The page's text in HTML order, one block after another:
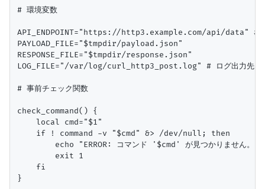
# 環境変数
API_ENDPOINT="https://http3.example.com/api/data" #
PAYLOAD_FILE="$tmpdir/payload.json"
RESPONSE_FILE="$tmpdir/response.json"
LOG_FILE="/var/log/curl_http3_post.log" # ログ出力先 (
# 事前チェック関数
check_command() {
    local cmd="$1"
    if ! command -v "$cmd" &> /dev/null; then
echo "ERROR: コマンド '$cmd' が見つかりません。イ
        exit 1
    fi
}